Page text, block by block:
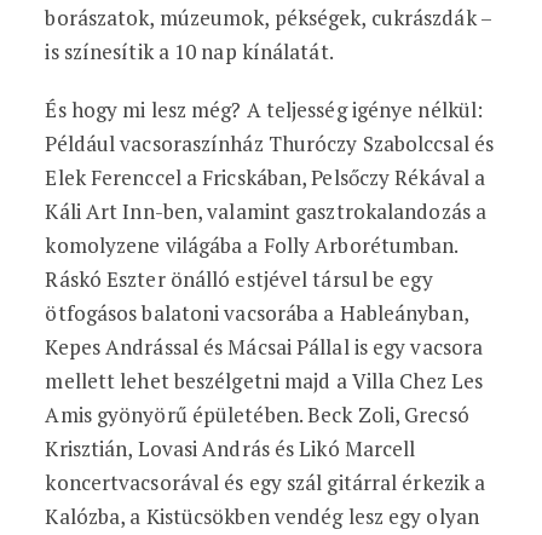
borászatok, múzeumok, pékségek, cukrászdák –
is színesítik a 10 nap kínálatát.
És hogy mi lesz még? A teljesség igénye nélkül:
Például vacsoraszínház Thuróczy Szabolccsal és
Elek Ferenccel a Fricskában, Pelsőczy Rékával a
Káli Art Inn-ben, valamint gasztrokalandozás a
komolyzene világába a Folly Arborétumban.
Ráskó Eszter önálló estjével társul be egy
ötfogásos balatoni vacsorába a Hableányban,
Kepes Andrással és Mácsai Pállal is egy vacsora
mellett lehet beszélgetni majd a Villa Chez Les
Amis gyönyörű épületében. Beck Zoli, Grecsó
Krisztián, Lovasi András és Likó Marcell
koncertvacsorával és egy szál gitárral érkezik a
Kalózba, a Kistücsökben vendég lesz egy olyan